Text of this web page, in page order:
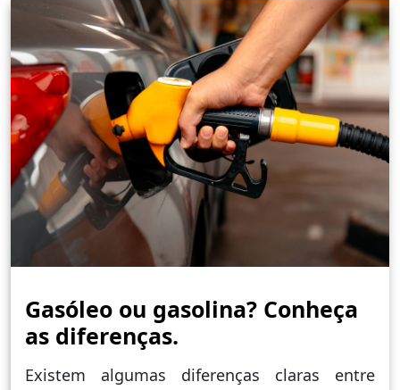
Gasóleo ou gasolina? Conheça
as diferenças.
Existem algumas diferenças claras entre